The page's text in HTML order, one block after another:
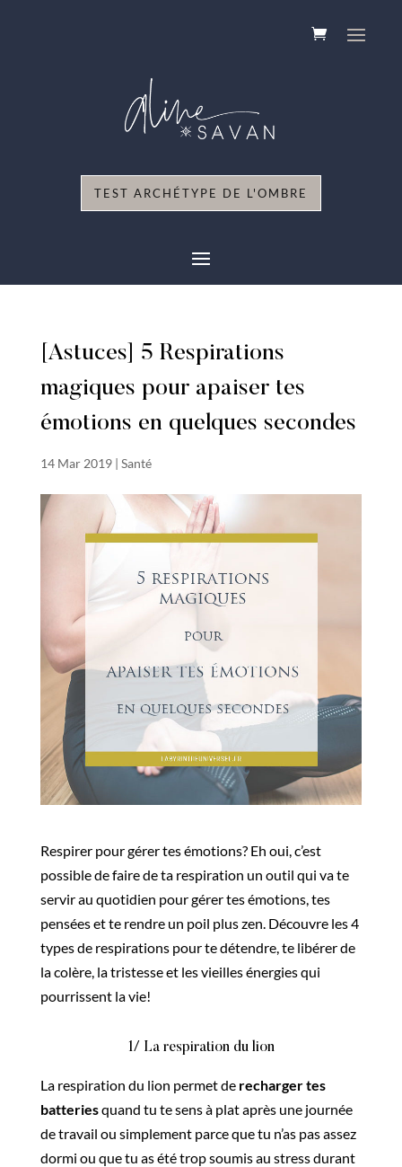
TEST ARCHÉTYPE DE L'OMBRE
[Astuces] 5 Respirations
magiques pour apaiser tes
émotions en quelques secondes
14 Mar 2019| Santé
Respirer pour gérer tes émotions? Eh oui, c’est
possible de faire de ta respiration un outil qui va te
servir au quotidien pour gérer tes émotions, tes
pensées et te rendre un poil plus zen. Découvre les 4
types de respirations pour te détendre, te libérer de
la colère, la tristesse et les vieilles énergies qui
pourrissent la vie!
1/ La respiration du lion
La respiration du lion permet de recharger tes
batteriesquand tu te sens à plat après une journée
de travail ou simplement parce que tu n’as pas assez
dormi ou que tu as été trop soumis au stress durant